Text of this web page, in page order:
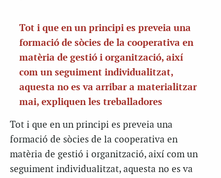
Tot i que en un principi es preveia una
formació de sòcies de la cooperativa en
matèria de gestió i organització, així
com un seguiment individualitzat,
aquesta no es va arribar a materialitzar
mai, expliquen les treballadores
Tot i que en un principi es preveia una
formació de sòcies de la cooperativa en
matèria de gestió i organització, així com un
seguiment individualitzat, aquesta no es va